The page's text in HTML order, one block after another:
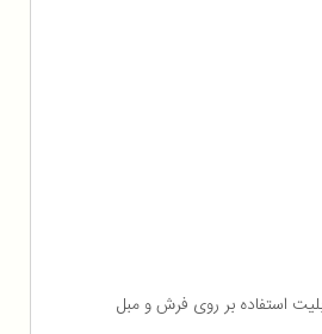
استفاده بر روی فرش و مبل